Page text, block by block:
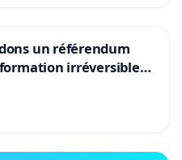
un référendum
irréversible